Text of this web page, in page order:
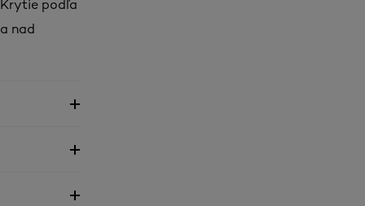
Krytie podľa
nad